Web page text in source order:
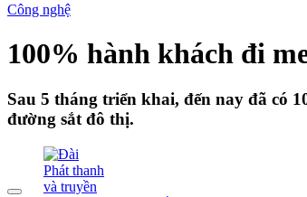
Công nghệ
100% hành khách đi
Sau 5 tháng triển khai, đến nay đã có
đường sắt đô thị.